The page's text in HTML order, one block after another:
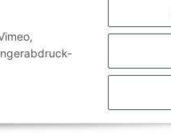
Datenschutz AGB